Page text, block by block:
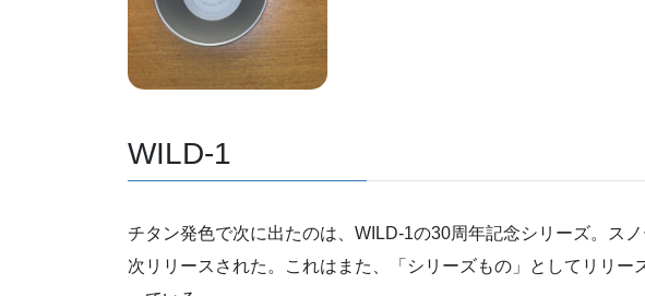
WILD-1
チタン発色で次に出たのは、WILD-1の30周年記念シリーズ。ス
次リリースされた。これはまた、「シリーズもの」としてリリー